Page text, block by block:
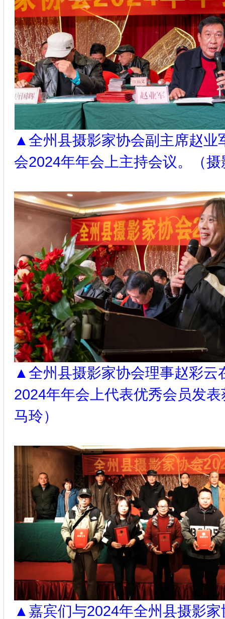
▲全州县摄影家协会副主席赵业
会2024年年会上主持会议。（
▲全州县摄影家协会理事赵彩云
2024年年会上代表优秀会员发
马玲）
▲嘉宾们与2024年全州县摄影